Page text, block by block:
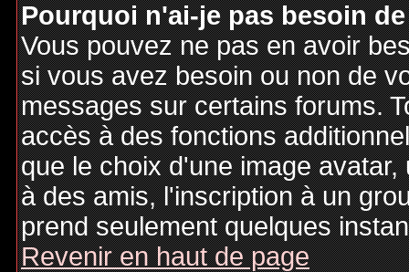
Pourquoi n'ai-je pas besoin
Vous pouvez ne pas en avoir
si vous avez besoin ou non de
messages sur certains forums.
accès à des fonctions
que le choix d'une image
à des amis, l'inscription à un
prend seulement quelques
Revenir en haut de page